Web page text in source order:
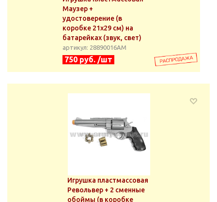
Маузер +
удостоверение (в
коробке 21x29 см) на
батарейках (звук, свет)
артикул: 28890016АМ
750 руб. /шт
Игрушка пластмассовая
Револьвер + 2 сменные
обоймы (в коробке